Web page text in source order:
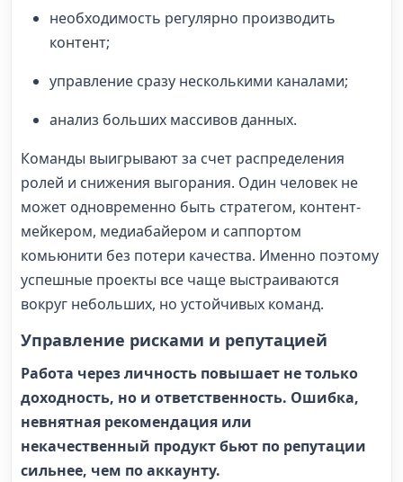
необходимость регулярно производить
контент;
управление сразу несколькими каналами;
анализ больших массивов данных.
Команды выигрывают за счет распределения
ролей и снижения выгорания. Один человек не
может одновременно быть стратегом, контент-
мейкером, медиабайером и саппортом
комьюнити без потери качества. Именно поэтому
успешные проекты все чаще выстраиваются
вокруг небольших, но устойчивых команд.
Управление рисками и репутацией
Работа через личность повышает не только
доходность, но и ответственность. Ошибка,
невнятная рекомендация или
некачественный продукт бьют по репутации
сильнее, чем по аккаунту.